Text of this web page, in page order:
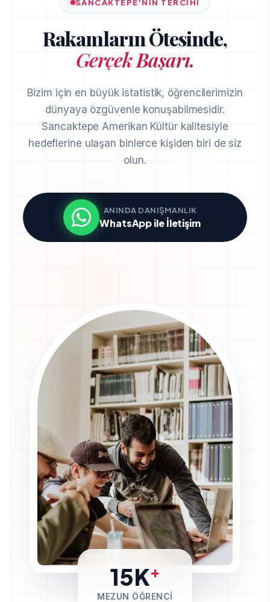
SANCAKTEPE'NIN TERCIHI
Rakamların Ötesinde,
Gerçek Başarı.
Bizim için en büyük istatistik, öğrencilerimizin
dünyaya özgüvenle konuşabilmesidir.
Sancaktepe Amerikan Kültür kalitesiyle
hedeflerine ulaşan binlerce kişiden biri de siz
olun.
ANINDA DANIŞMANLIK
WhatsApp ile İletişim
15K+
MEZUN ÖĞRENCI